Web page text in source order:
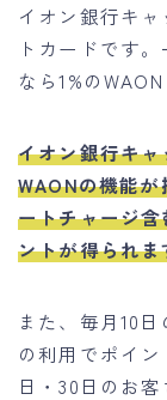
イオン銀行キ
トカードです
なら1%の
イオン銀行キ
WAONの機能
ートチャージ
ントが得られま
また、毎月10
の利用でポイ
日・30日のお